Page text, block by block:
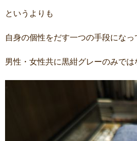
というよりも
自身の個性をだす一つの手段になっ
男性・女性共に黒紺グレーのみでは